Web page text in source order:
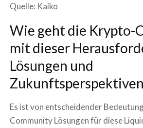
Quelle: Kaiko
Wie geht die Krypto-
mit dieser
Lösungen und
Zukunftsperspektiven
Es ist von entscheidender
Community Lösungen für diese